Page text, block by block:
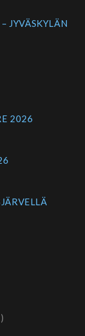
JYVÄSKYLÄN
2026